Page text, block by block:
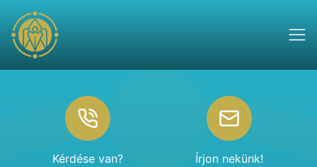
Kérdése van?
Írjon nekünk!